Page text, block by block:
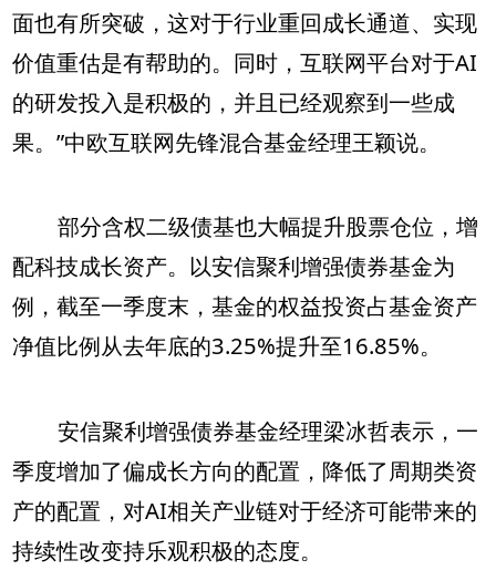
面也有所突破，这对于行业重回成长通道、实现
价值重估是有帮助的。同时，互联网平台对于AI
的研发投入是积极的，并且已经观察到一些成
果。”中欧互联网先锋混合基金经理王颖说。
部分含权二级债基也大幅提升股票仓位，增
配科技成长资产。以安信聚利增强债券基金为
例，截至一季度末，基金的权益投资占基金资产
净值比例从去年底的3.25%提升至16.85%。
安信聚利增强债券基金经理梁冰哲表示，一
季度增加了偏成长方向的配置，降低了周期类资
产的配置，对AI相关产业链对于经济可能带来的
持续性改变持乐观积极的态度。